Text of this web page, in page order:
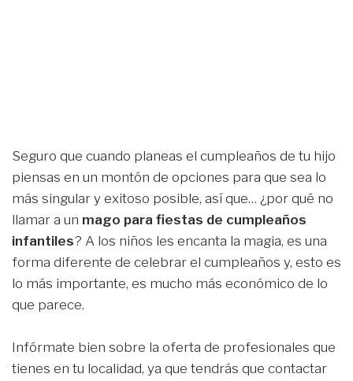
Seguro que cuando planeas el cumpleaños de tu hijo
piensas en un montón de opciones para que sea lo
más singular y exitoso posible, así que… ¿por qué no
llamar a un mago para fiestas de cumpleaños
infantiles? A los niños les encanta la magia, es una
forma diferente de celebrar el cumpleaños y, esto es
lo más importante, es mucho más económico de lo
que parece.
Infórmate bien sobre la oferta de profesionales que
tienes en tu localidad, ya que tendrás que contactar